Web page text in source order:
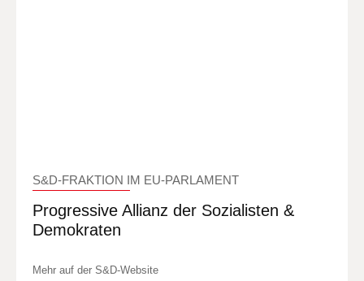
S&D-FRAKTION IM EU-PARLAMENT
Progressive Allianz der Sozialisten &
Demokraten
Mehr auf der S&D-Website